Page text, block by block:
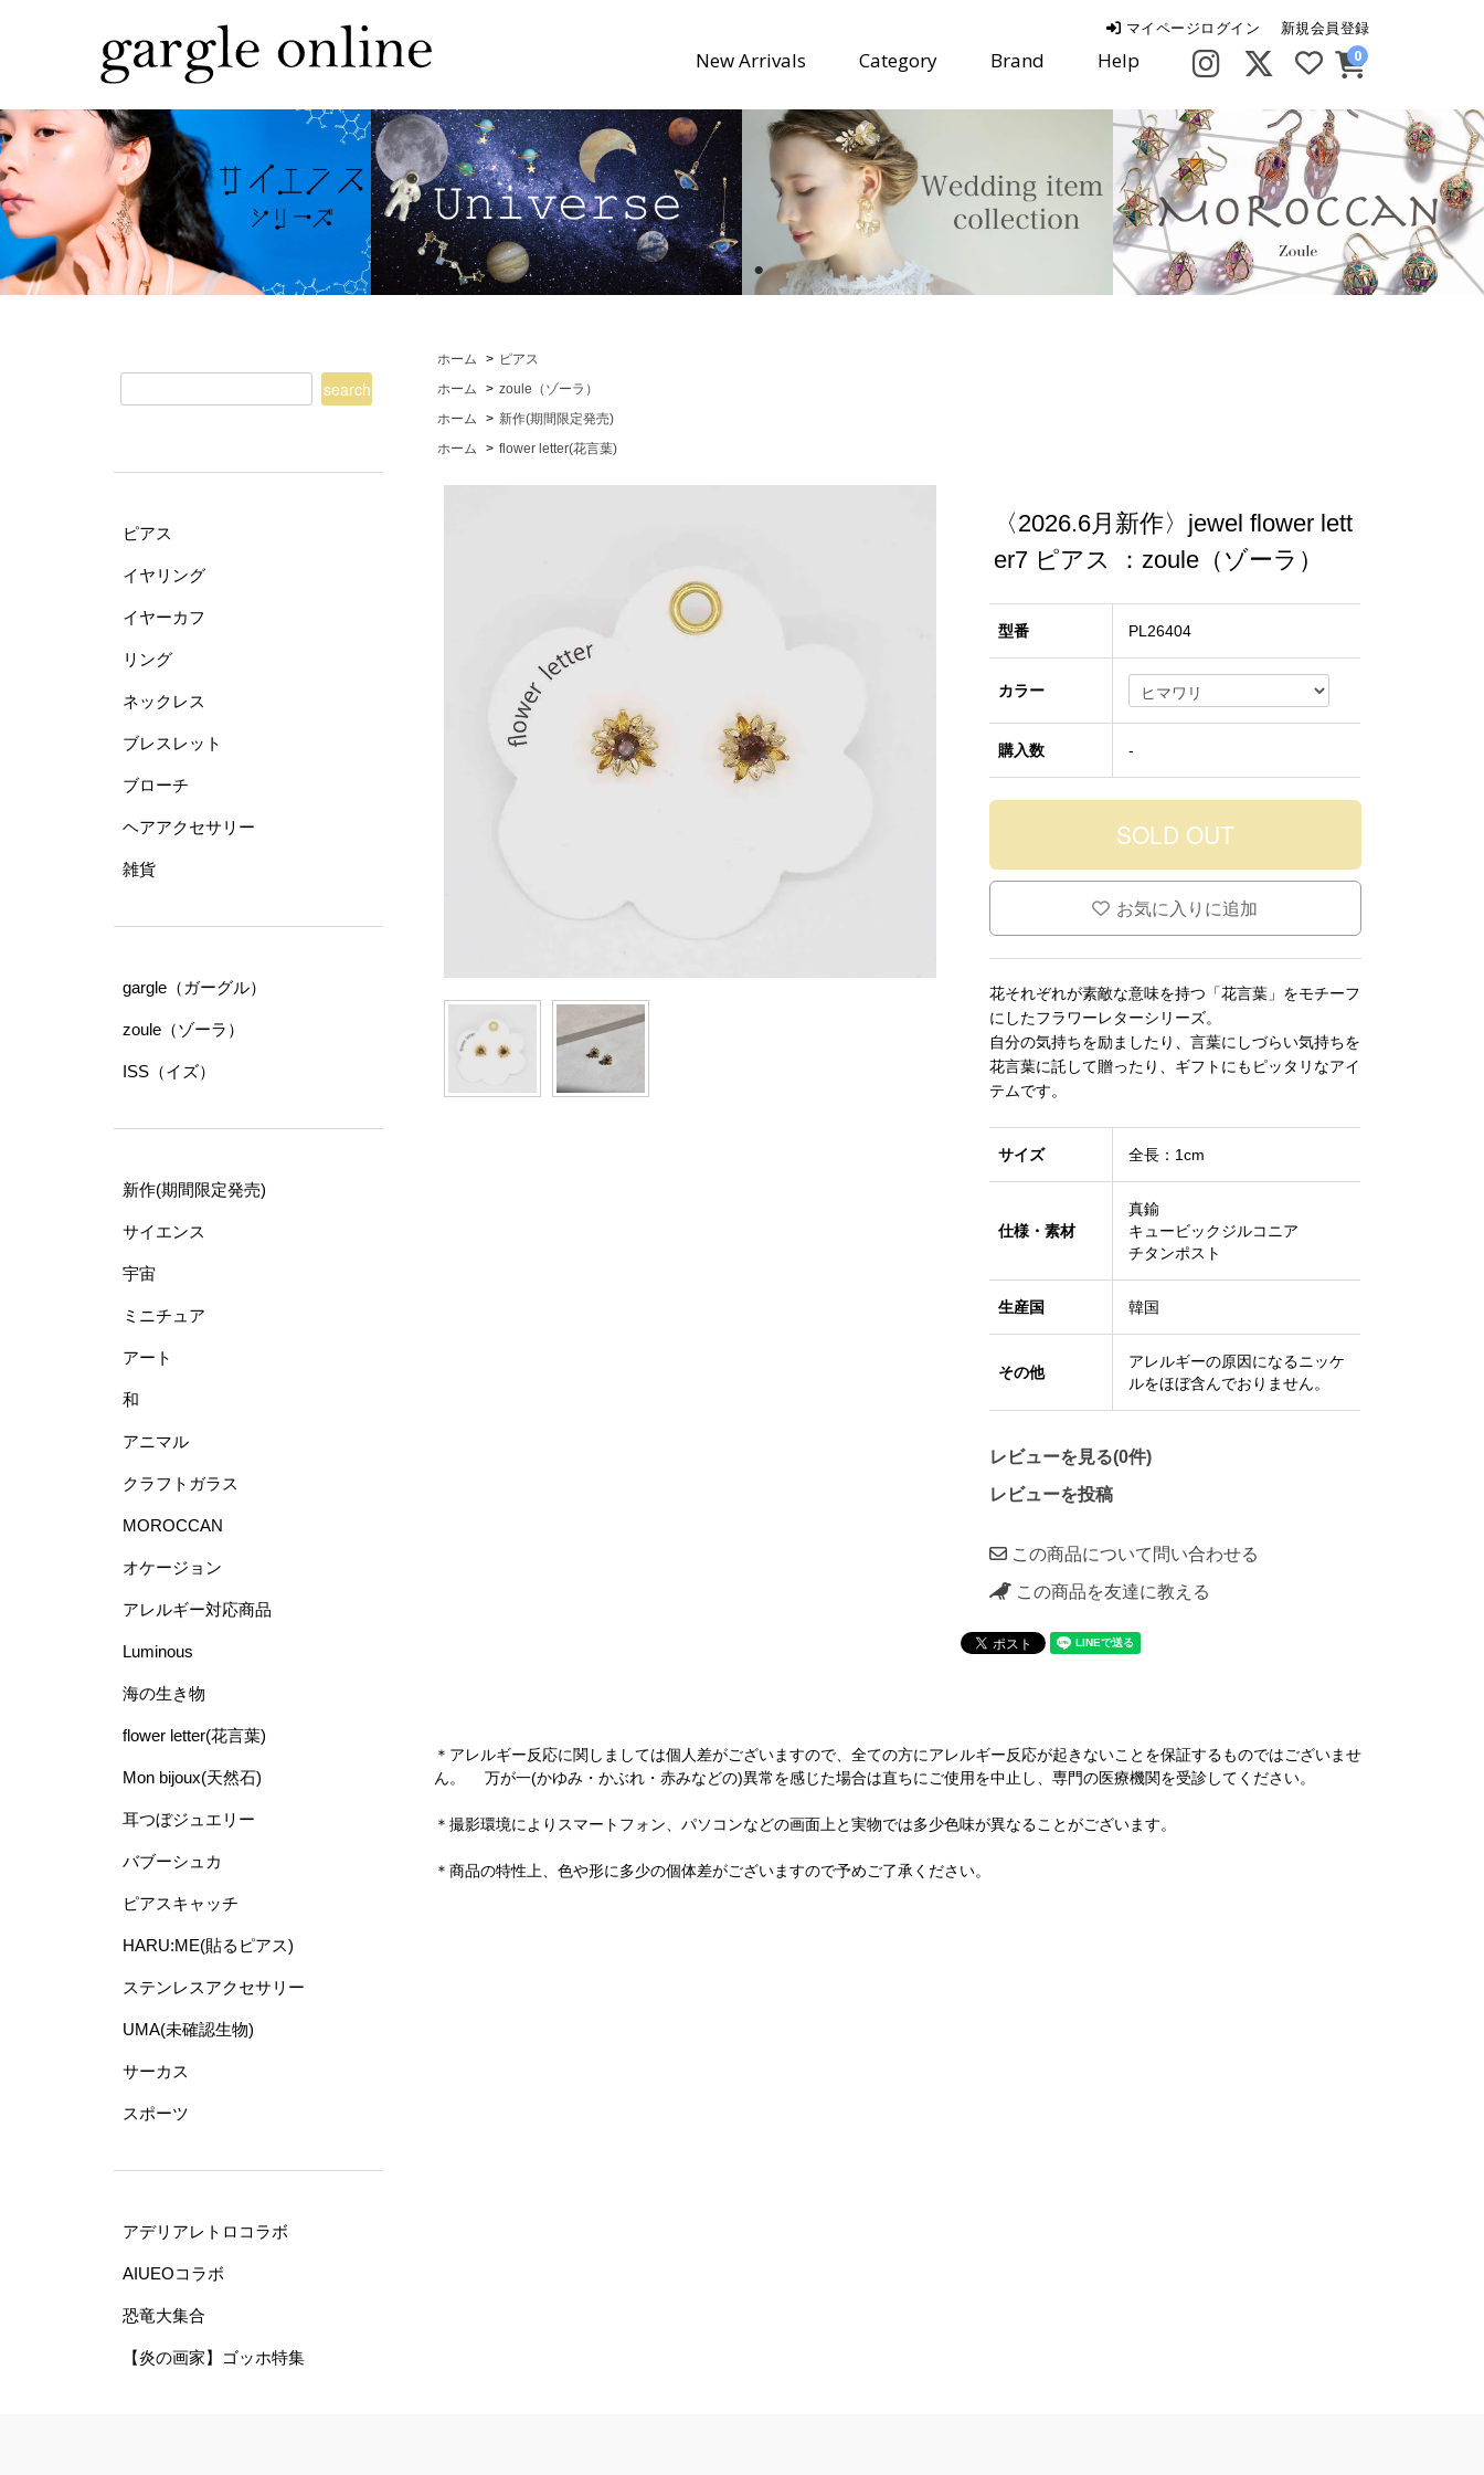
マイページログイン 新規会員登録
New Arrivals Category Brand Help 0
ホーム > ピアス
ホーム
> zoule（ゾーラ）
ホーム
> 新作(期間限定発売)
ホーム
> flower letter(花言葉)
〈2026.6月新作〉jewel flower lett
er7 ピアス ：zoule（ゾーラ）
型番 PL26404
カラー
購入数 -
お気に入りに追加
花それぞれが素敵な意味を持つ「花言葉」をモチーフ
にしたフラワーレターシリーズ。
自分の気持ちを励ましたり、言葉にしづらい気持ちを
花言葉に託して贈ったり、ギフトにもピッタリなアイ
テムです。
サイズ 全長：1cm
仕様・素材
真鍮
キュービックジルコニア
チタンポスト
生産国 韓国
その他
アレルギーの原因になるニッケ
ルをほぼ含んでおりません。
レビューを見る(0件)
レビューを投稿
この商品について問い合わせる
この商品を友達に教える
＊アレルギー反応に関しましては個人差がございますので、全ての方にアレルギー反応が起きないことを保証するものではございませ
ん。 万が一(かゆみ・かぶれ・赤みなどの)異常を感じた場合は直ちにご使用を中止し、専門の医療機関を受診してください。
＊撮影環境によりスマートフォン、パソコンなどの画面上と実物では多少色味が異なることがございます。
＊商品の特性上、色や形に多少の個体差がございますので予めご了承ください。
ピアス
イヤリング
イヤーカフ
リング
ネックレス
ブレスレット
ブローチ
ヘアアクセサリー
雑貨
gargle（ガーグル）
zoule（ゾーラ）
ISS（イズ）
新作(期間限定発売)
サイエンス
宇宙
ミニチュア
アート
和
アニマル
クラフトガラス
MOROCCAN
オケージョン
アレルギー対応商品
Luminous
海の生き物
flower letter(花言葉)
Mon bijoux(天然石)
耳つぼジュエリー
バブーシュカ
ピアスキャッチ
HARU:ME(貼るピアス)
ステンレスアクセサリー
UMA(未確認生物)
サーカス
スポーツ
アデリアレトロコラボ
AIUEOコラボ
恐竜大集合
【炎の画家】ゴッホ特集